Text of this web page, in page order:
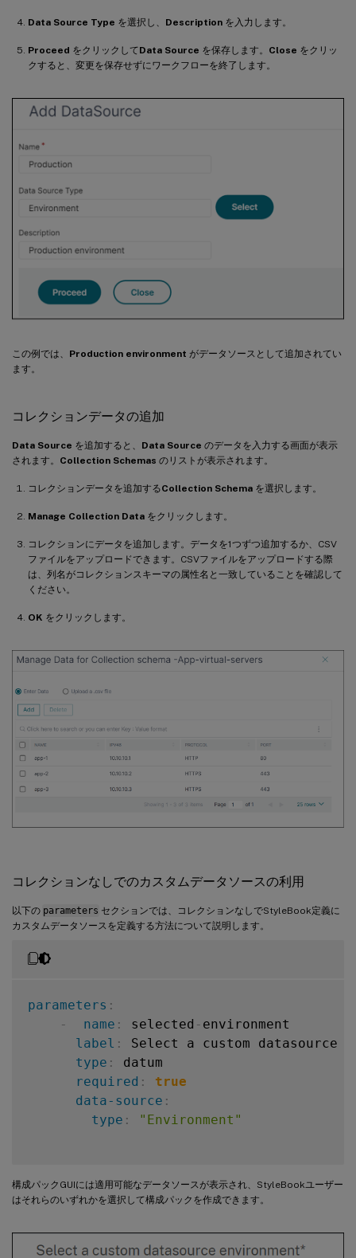
Data Source Type を選択し、 Description を入力します。
Proceed をクリックしてData Source を保存します。 Close をクリッ
クすると、変更を保存せずにワークフローを終了します。
この例では、 Production environment がデータソースとして追加されてい
ます。
コレクションデータの追加
Data Source を追加すると、 Data Source のデータを入力する画面が表示
されます。 Collection Schemas のリストが表示されます。
コレクションデータを追加するCollection Schema を選択します。
Manage Collection Data をクリックします。
コレクションにデータを追加します。データを1つずつ追加するか、CSV
ファイルをアップロードできます。CSVファイルをアップロードする際
は、列名がコレクションスキーマの属性名と一致していることを確認して
ください。
OK をクリックします。
コレクションなしでのカスタムデータソースの利用
以下の parameters セクションでは、コレクションなしでStyleBook定義に
カスタムデータソースを定義する方法について説明します。
parameters :
-
name : selected - environment
label :
Select a custom datasource
type :
datum
required :
true
data-source :
type : "Environment"
構成パックGUIには適用可能なデータソースが表示され、StyleBookユーザー
はそれらのいずれかを選択して構成パックを作成できます。